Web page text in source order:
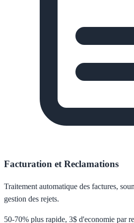
Facturation et Reclamations
Traitement automatique des factures,
gestion des rejets.
50-70% plus rapide, 3$ d'economie par